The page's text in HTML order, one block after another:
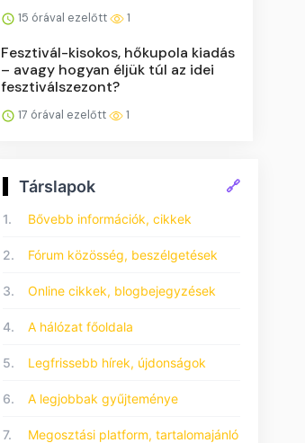
15 órával ezelőtt 1
Fesztivál-kisokos, hőkupola kiadás
– avagy hogyan éljük túl az idei
fesztiválszezont?
17 órával ezelőtt 1
Társlapok 🔗
1. Bővebb információk, cikkek
2. Fórum közösség, beszélgetések
3. Online cikkek, blogbejegyzések
4. A hálózat főoldala
5. Legfrissebb hírek, újdonságok
6. A legjobbak gyűjteménye
7. Megosztási platform, tartalomajánló